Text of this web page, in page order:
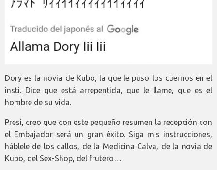
Dory es la novia de Kubo, la que le puso los cuernos en el
insti. Dice que está arrepentida, que le llame, que es el
hombre de su vida.
Presi, creo que con este pequeño resumen la recepción con
el Embajador será un gran éxito. Siga mis instrucciones,
háblele de los callos, de la Medicina Calva, de la novia de
Kubo, del Sex-Shop, del frutero…